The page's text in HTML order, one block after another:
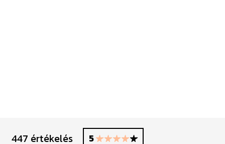
447 értékelés 5